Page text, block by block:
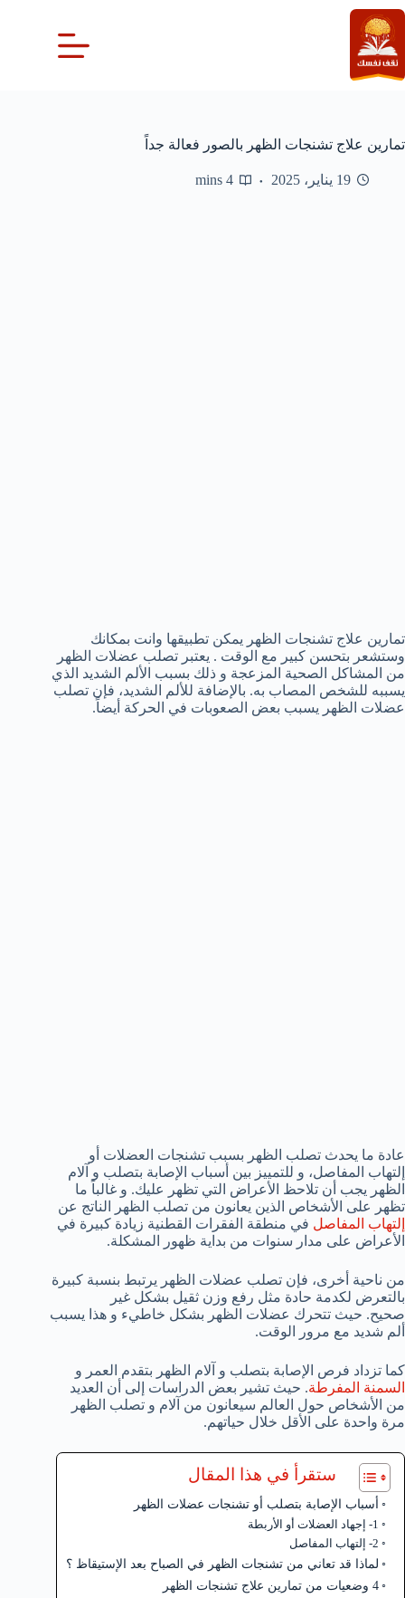
التجاوز
إلى
المحتوى
تمارين علاج تشنجات الظهر بالصور فعالة جداً
19 يناير، 2025 4 mins
تمارين علاج تشنجات الظهر يمكن تطبيقها وانت بمكانك
وستشعر بتحسن كبير مع الوقت . يعتبر تصلب عضلات الظهر
من المشاكل الصحية المزعجة و ذلك بسبب الألم الشديد الذي
يسببه للشخص المصاب به. بالإضافة للألم الشديد، فإن تصلب
عضلات الظهر يسبب بعض الصعوبات في الحركة أيضاً.
عادة ما يحدث تصلب الظهر بسبب تشنجات العضلات أو
إلتهاب المفاصل، و للتمييز بين أسباب الإصابة بتصلب و آلام
الظهر يجب أن تلاحظ الأعراض التي تظهر عليك. و غالباً ما
تظهر على الأشخاص الذين يعانون من تصلب الظهر الناتج عن
إلتهاب المفاصل في منطقة الفقرات القطنية زيادة كبيرة في
الأعراض على مدار سنوات من بداية ظهور المشكلة.
من ناحية أخرى، فإن تصلب عضلات الظهر يرتبط بنسبة كبيرة
بالتعرض لكدمة حادة مثل رفع وزن ثقيل بشكل غير
صحيح. حيث تتحرك عضلات الظهر بشكل خاطيء و هذا يسبب
ألم شديد مع مرور الوقت.
كما تزداد فرص الإصابة بتصلب و آلام الظهر بتقدم العمر و
السمنة المفرطة. حيث تشير بعض الدراسات إلى أن العديد
من الأشخاص حول العالم سيعانون من آلام و تصلب الظهر
مرة واحدة على الأقل خلال حياتهم.
ستقرأ في هذا المقال
أسباب الإصابة بتصلب أو تشنجات عضلات الظهر
1- إجهاد العضلات أو الأربطة
2- إلتهاب المفاصل
لماذا قد تعاني من تشنجات الظهر في الصباح بعد الإستيقاظ ؟
4 وضعيات من تمارين علاج تشنجات الظهر